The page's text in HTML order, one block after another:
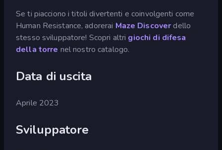
Se ti piacciono i titoli divertenti e coinvolgenti come
Human Resistance, adorerai Maze Discoverdello
stesso sviluppatore! Scopri altri giochi di difesa
della torre nel nostro catalogo.
Data di uscita
Aprile 2023
Sviluppatore